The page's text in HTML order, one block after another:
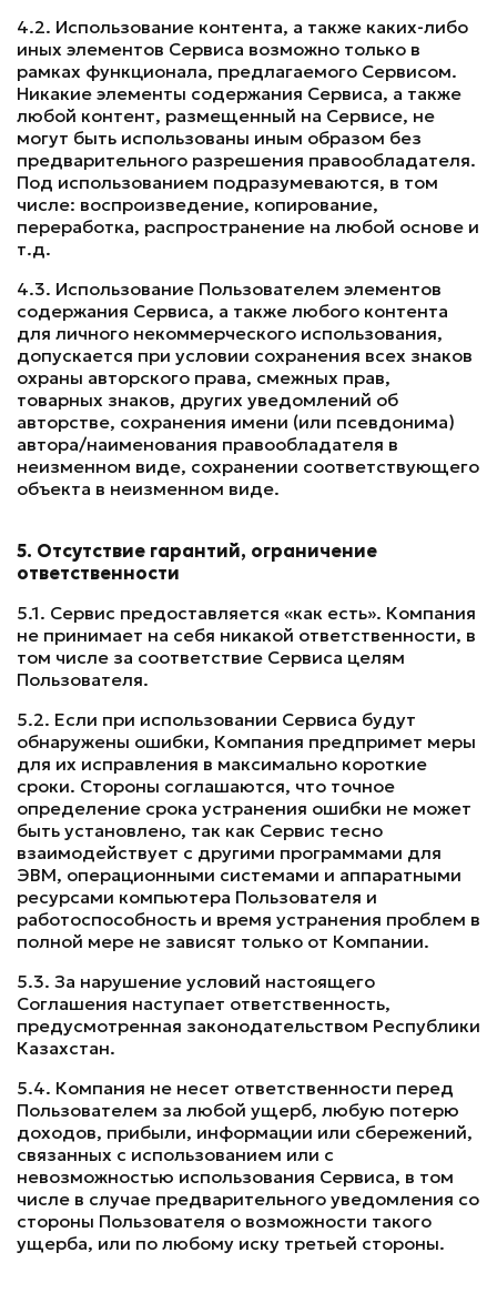
4.2. Использование контента, а также каких-либо
иных элементов Сервиса возможно только в
рамках функционала, предлагаемого Сервисом.
Никакие элементы содержания Сервиса, а также
любой контент, размещенный на Сервисе, не
могут быть использованы иным образом без
предварительного разрешения правообладателя.
Под использованием подразумеваются, в том
числе: воспроизведение, копирование,
переработка, распространение на любой основе и
т.д.
4.3. Использование Пользователем элементов
содержания Сервиса, а также любого контента
для личного некоммерческого использования,
допускается при условии сохранения всех знаков
охраны авторского права, смежных прав,
товарных знаков, других уведомлений об
авторстве, сохранения имени (или псевдонима)
автора/наименования правообладателя в
неизменном виде, сохранении соответствующего
объекта в неизменном виде.
5. Отсутствие гарантий, ограничение
ответственности
5.1. Сервис предоставляется «как есть». Компания
не принимает на себя никакой ответственности, в
том числе за соответствие Сервиса целям
Пользователя.
5.2. Если при использовании Сервиса будут
обнаружены ошибки, Компания предпримет меры
для их исправления в максимально короткие
сроки. Стороны соглашаются, что точное
определение срока устранения ошибки не может
быть установлено, так как Сервис тесно
взаимодействует с другими программами для
ЭВМ, операционными системами и аппаратными
ресурсами компьютера Пользователя и
работоспособность и время устранения проблем в
полной мере не зависят только от Компании.
5.3. За нарушение условий настоящего
Соглашения наступает ответственность,
предусмотренная законодательством Республики
Казахстан.
5.4. Компания не несет ответственности перед
Пользователем за любой ущерб, любую потерю
доходов, прибыли, информации или сбережений,
связанных с использованием или с
невозможностью использования Сервиса, в том
числе в случае предварительного уведомления со
стороны Пользователя о возможности такого
ущерба, или по любому иску третьей стороны.